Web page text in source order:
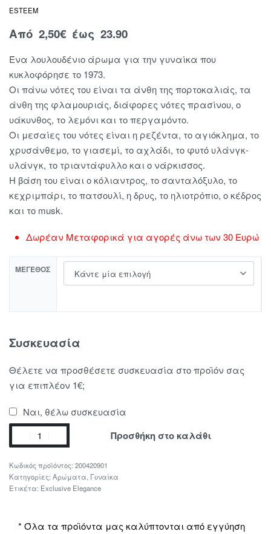
ESTEEM
Από 2,50€ έως 23.90
Ένα λουλουδένιο άρωμα για την γυναίκα που
κυκλοφόρησε το 1973.
Οι πάνω νότες του είναι τα άνθη της πορτοκαλιάς, τα
άνθη της φλαμουριάς, διάφορες νότες πρασίνου, ο
υάκυνθος, το λεμόνι και το περγαμόντο.
Οι μεσαίες του νότες είναι η ρεζέντα, το αγιόκλημα, το
χρυσάνθεμο, το γιασεμί, το αχλάδι, το φυτό υλάνγκ-
υλάνγκ, το τριαντάφυλλο και ο νάρκισσος.
Η βάση του είναι ο κόλιαντρος, το σανταλόξυλο, το
κεχριμπάρι, το πατσουλί, η δρυς, το ηλιοτρόπιο, ο κέδρος
και το musk.
Δωρέαν Μεταφορικά για αγορές άνω των 30 Ευρώ
ΜΈΓΕΘΟΣ
Συσκευασία
Θέλετε να προσθέσετε συσκευασία στο προϊόν σας
για επιπλέον 1€;
Ναι, θέλω συσκευασία
Προσθήκη στο καλάθι
200420901
Κατηγορίες: Αρώματα, Γυναίκα
Ετικέτα: Exclusive Elegance
* Όλα τα προϊόντα μας καλύπτονται από εγγύηση